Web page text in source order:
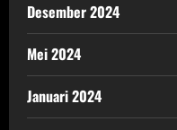
Desember 2024
Mei 2024
Januari 2024